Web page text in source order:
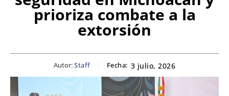
prioriza combate a la
extorsión
Autor:Staff Fecha: 3 julio, 2026